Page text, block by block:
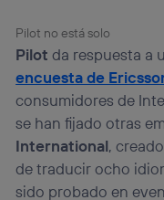
Pilot no está solo
Pilot da respuesta a
encuesta de
consumidores de
se han fijado otras
International,
de traducir ocho
sido probado en